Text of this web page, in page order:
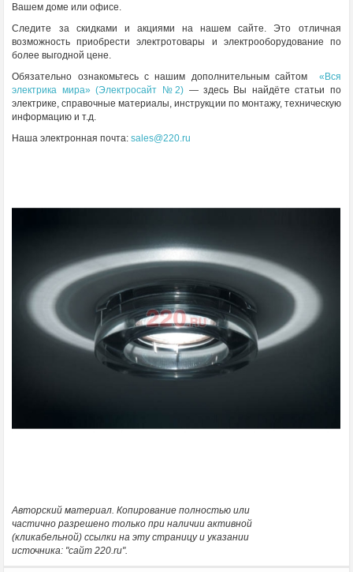
Вашем доме или офисе.
Следите за скидками и акциями на нашем сайте. Это отличная
возможность приобрести электротовары и электрооборудование по
более выгодной цене.
Обязательно ознакомьтесь с нашим дополнительным сайтом «Вся
электрика мира» (Электросайт №2) — здесь Вы найдёте статьи по
электрике, справочные материалы, инструкции по монтажу, техническую
информацию и т.д.
Наша электронная почта:sales@220.ru
Авторский материал. Копирование полностью или
частично разрешено только при наличии активной
(кликабельной) ссылки на эту страницу и указании
источника: "сайт 220.ru".